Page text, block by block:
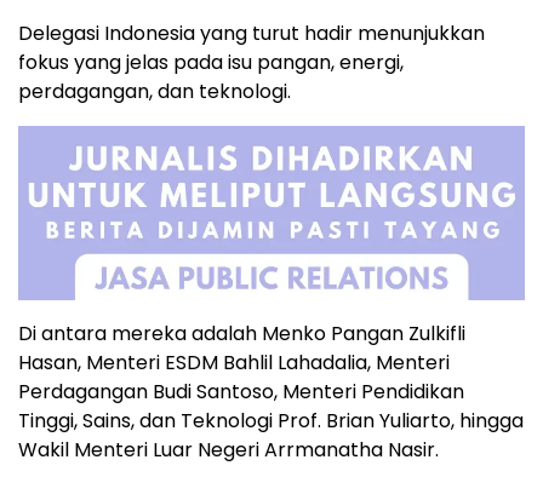
Delegasi Indonesia yang turut hadir menunjukkan
fokus yang jelas pada isu pangan, energi,
perdagangan, dan teknologi.
Di antara mereka adalah Menko Pangan Zulkifli
Hasan, Menteri ESDM Bahlil Lahadalia, Menteri
Perdagangan Budi Santoso, Menteri Pendidikan
Tinggi, Sains, dan Teknologi Prof. Brian Yuliarto, hingga
Wakil Menteri Luar Negeri Arrmanatha Nasir.